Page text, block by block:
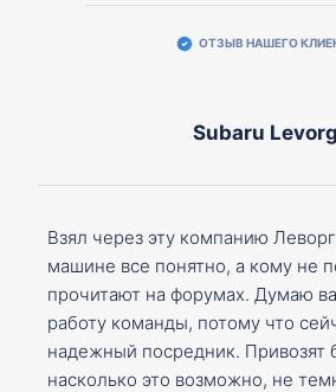
ОТЗЫВ НАШЕГО
Subaru Levorg
Взял через эту компанию
машине все понятно, а кому не
прочитают на форумах. Думаю
работу команды, потому что
надежный посредник. Привозят
насколько это возможно, не